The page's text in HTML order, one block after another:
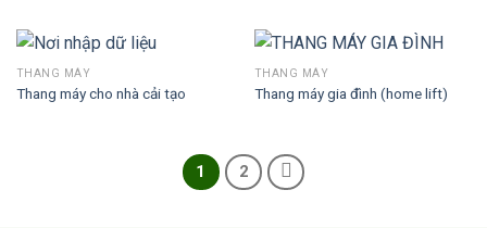
THANG MÁY
Thang máy cho nhà cải tạo
THANG MÁY
Thang máy gia đình (home lift)
1 2